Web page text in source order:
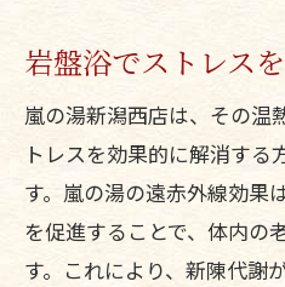
心と体のバランス
新潟の自然がもた
自然環境で得られ
心身のバランスを
自然の中での岩盤
岩盤浴でストレス
嵐の湯新潟西店は、その温
トレスを効果的に解消する
す。嵐の湯の遠赤外線効果
を促進することで、体内の
す。これにより、新陳代謝